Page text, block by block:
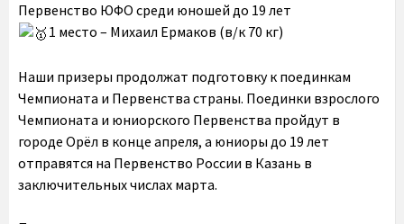
Первенство ЮФО среди юношей до 19 лет
1 место – Михаил Ермаков (в/к 70 кг)
Наши призеры продолжат подготовку к поединкам
Чемпионата и Первенства страны. Поединки взрослого
Чемпионата и юниорского Первенства пройдут в
городе Орёл в конце апреля, а юниоры до 19 лет
отправятся на Первенство России в Казань в
заключительных числах марта.